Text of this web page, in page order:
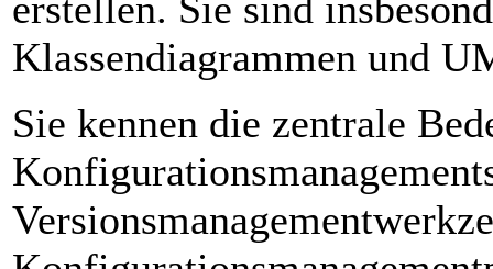
Klassendiagrammen und
Sie kennen die zentrale